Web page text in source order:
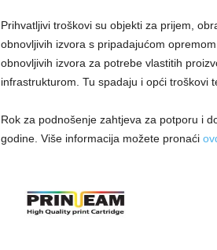
Prihvatljivi troškovi su objekti za prijem,
obnovljivih izvora s pripadajućom
obnovljivih izvora za potrebe vlastitih
infrastrukturom. Tu spadaju i opći troškovi
Rok za podnošenje zahtjeva za potporu i
godine. Više informacija možete pronaći